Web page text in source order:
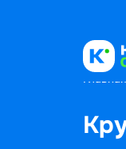
Главная